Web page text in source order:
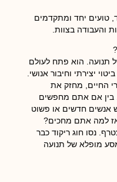
טועים יחד ומתקדמים
והעבודה בצוות.
תנועה. הוא פתח לעולם
יצירתי וחיבור אנושי.
החיים, מחזק את
בין אם אתם מחפשים
אנשים חדשים או פשוט
אז למה אתם מחכים?
נסו חוג ריקוד כבר
מופלא של תנועה